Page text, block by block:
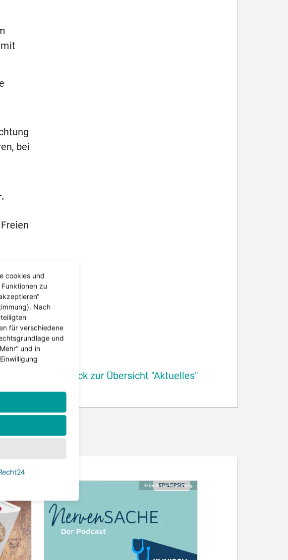
bei
und
Zurück zur Übersicht "Aktuelles"
© Deutsche Hirnstiftung
cookies und
zu
Nach
für verschiedene
und
und in